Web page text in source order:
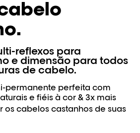
reflexos para
e dimensão para todos
de cabelo.
permanente perfeita com
e fiéis à cor & 3x mais
os cabelos castanhos de suas